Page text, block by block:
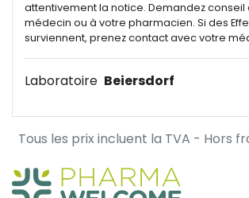
attentivement la notice. Demandez conseil
médecin ou à votre pharmacien. Si des
surviennent, prenez contact avec votre
Laboratoire Beiersdorf
Tous les prix incluent la TVA - Hors